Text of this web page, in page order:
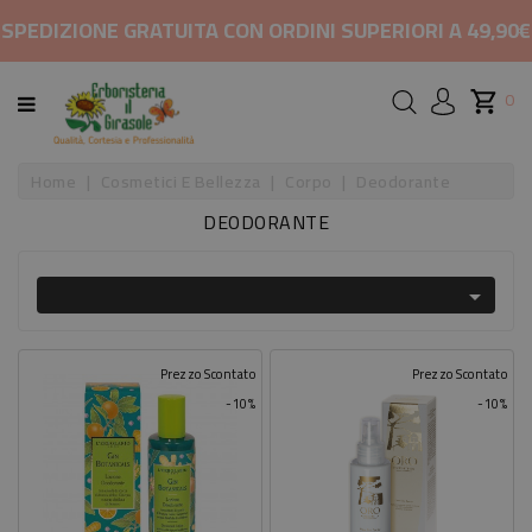
SPEDIZIONE GRATUITA CON ORDINI SUPERIORI A 49,90€
CATEGORIA
HOME
COSMETICI
ALIMENTAZIONE
INTEGRATORI
0
DEODORANTE

-10%
Prezzo Scontato
-10%
Prezzo Scontato